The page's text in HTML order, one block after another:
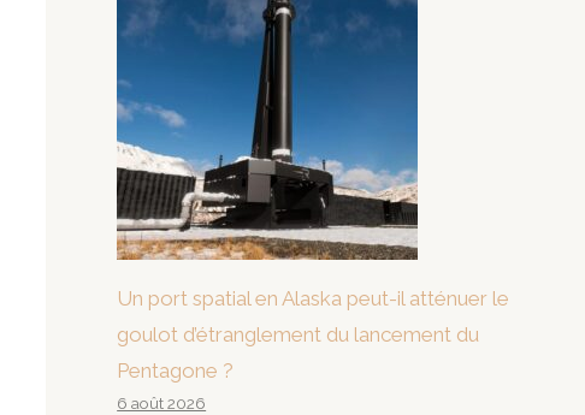
Un port spatial en Alaska peut-il atténuer le
goulot d’étranglement du lancement du
Pentagone ?
6 août 2026